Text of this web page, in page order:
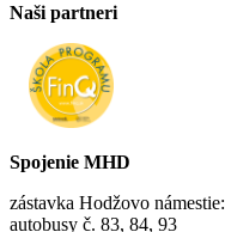
Naši partneri
Spojenie MHD
zástavka Hodžovo námestie:
autobusy č. 83, 84, 93